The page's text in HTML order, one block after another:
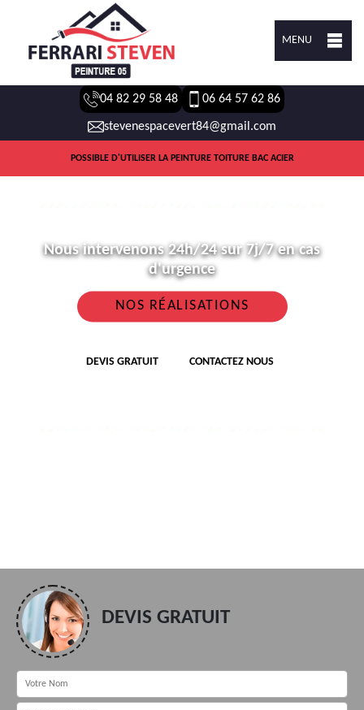
MENU
04 82 29 58 48 06 64 57 62 86
stevenespacevert84@gmail.com
POSSIBLE D'UTILISER LA PEINTURE TOITURE BAC ACIER
Nous intervenons 24h/24 sur 7j/7 en cas
d'urgence
NOS RÉALISATIONS
DEVIS GRATUIT CONTACTEZ NOUS
DEVIS GRATUIT